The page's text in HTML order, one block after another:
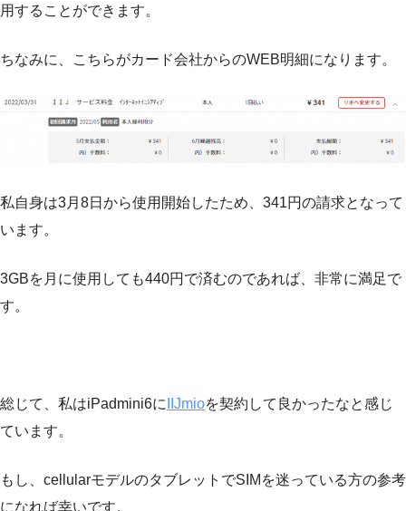
用することができます。
ちなみに、こちらがカード会社からのWEB明細になります。
私自身は3月8日から使用開始したため、341円の請求となって
います。
3GBを月に使用しても440円で済むのであれば、非常に満足で
す。
総じて、私はiPadmini6に IIJmioを契約して良かったなと感じ
ています。
もし、cellularモデルのタブレットでSIMを迷っている方の参考
になれば幸いです。